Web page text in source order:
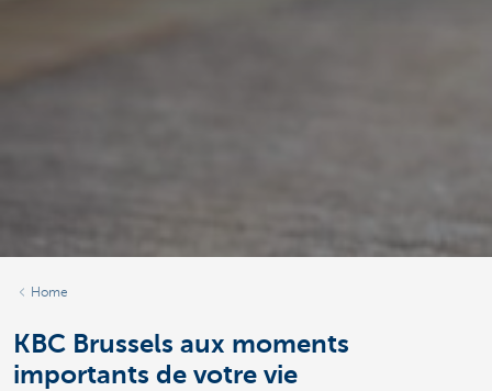
Home
KBC Brussels aux moments
importants de votre vie